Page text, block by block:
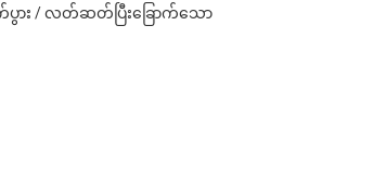
က်ပွား / လတ်ဆတ်ပြီးခြောက်သော